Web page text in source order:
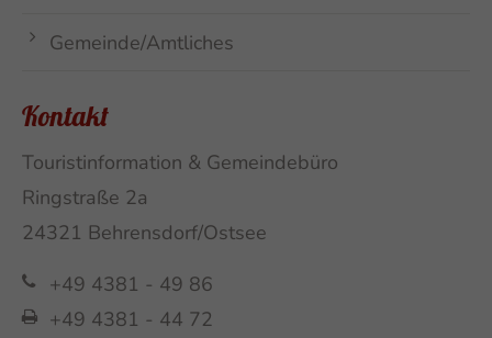
Gemeinde/Amtliches
Kontakt
Touristinformation & Gemeindebüro
Ringstraße 2a
24321 Behrensdorf/Ostsee
+49 4381 - 49 86
+49 4381 - 44 72